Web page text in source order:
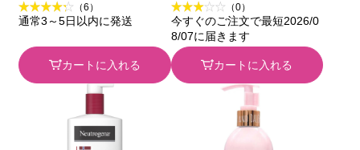
ヘルス
（6）
通常3～5日以内に発送
カートに入れる
ャパン
（0）
今すぐのご注文で最短2026/0
8/07に届きます
カートに入れる